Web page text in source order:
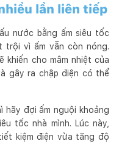
lần liên tiếp
nước bằng ấm siêu tốc
trội vì ấm vẫn còn nóng.
khiến cho mâm nhiệt của
gây ra chập điện có thể
hãy đợi ấm nguội khoảng
tốc nhà mình. Lúc này,
kiệm điện vừa tăng độ